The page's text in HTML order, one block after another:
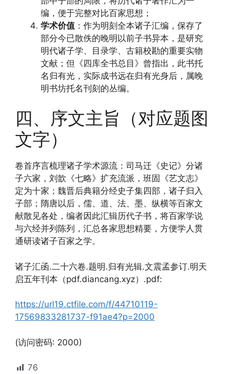
编，便于完整对比百家思想；
学术价值 ：作为明刻全本诸子汇编，保存了
部分今已散佚的晚明以前子书异本，是研究
明代诸子学、目录学、古籍校勘的重要实物
文献；但《四库全书总目》曾指出，此书托
名归有光，实际成书远在归有光身后，属晚
明书坊托名刊刻的丛编。
四、序文主旨（对应题图
文字）
卷首序言梳理诸子学术源流：司马迁《史记》分诸
子六家，刘歆《七略》扩充流派，班固《艺文志》
定为十家；魏晋后典籍分经史子集四部，诸子归入
子部；隋唐以后，儒、道、法、墨、纵横等百家文
献散见各处，编者因此汇辑历代子书，将百家学说
与六经并列陈列，汇总各家思想精要，方便学人贯
通研读诸子百家之学。
诸子汇函.二十六卷.题明.归有光辑.文震孟参订.明天
启五年刊本（pdf.diancang.xyz）.pdf:
https://url19.ctfile.com/f/44710119-
17569833281737-f91ae4?p=2000
(访问密码: 2000)
76